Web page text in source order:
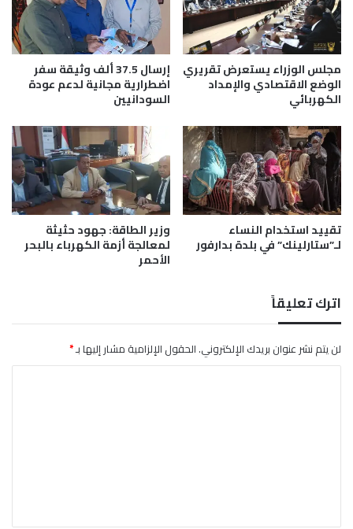
ط
و
م
مجلس الوزراء يستعرض تقريري
الوضع الاقتصادي والإمداد
الكهربائي
إرسال 37.5 ألف وثيقة سفر
اضطرارية مجانية لدعم عودة
السودانيين
تقييد استخدام النساء
لـ”ستارلينك” في بلدة بدارفور
وزير الطاقة: جهود حثيثة
لمعالجة أزمة الكهرباء بالبحر
الأحمر
اترك تعليقاً
لن يتم نشر عنوان بريدك الإلكتروني.الحقول الإلزامية مشار إليها بـ*